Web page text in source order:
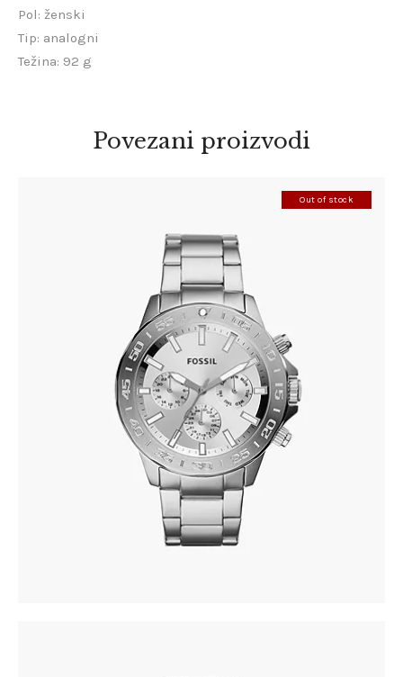
Pol: ženski
Tip: analogni
Težina: 92 g
Povezani proizvodi
Out of stock
FOSSIL BQ2490
305.00 KM